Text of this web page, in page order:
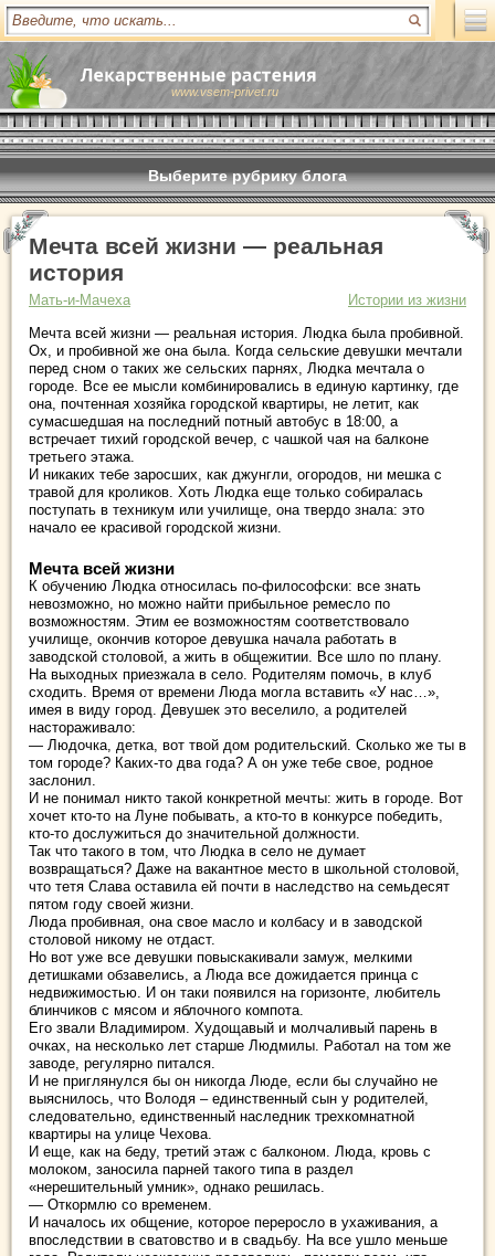
www.vsem-privet.ru
Выберите рубрику блога
Мечта всей жизни — реальная
история
Мать-и-Мачеха
Истории из жизни
Мечта всей жизни — реальная история. Людка была пробивной.
Ох, и пробивной же она была. Когда сельские девушки мечтали
перед сном о таких же сельских парнях, Людка мечтала о
городе. Все ее мысли комбинировались в единую картинку, где
она, почтенная хозяйка городской квартиры, не летит, как
сумасшедшая на последний потный автобус в 18:00, а
встречает тихий городской вечер, с чашкой чая на балконе
третьего этажа.
И никаких тебе заросших, как джунгли, огородов, ни мешка с
травой для кроликов. Хоть Людка еще только собиралась
поступать в техникум или училище, она твердо знала: это
начало ее красивой городской жизни.
Мечта всей жизни
К обучению Людка относилась по-философски: все знать
невозможно, но можно найти прибыльное ремесло по
возможностям. Этим ее возможностям соответствовало
училище, окончив которое девушка начала работать в
заводской столовой, а жить в общежитии. Все шло по плану.
На выходных приезжала в село. Родителям помочь, в клуб
сходить. Время от времени Люда могла вставить «У нас…»,
имея в виду город. Девушек это веселило, а родителей
настораживало:
— Людочка, детка, вот твой дом родительский. Сколько же ты в
том городе? Каких-то два года? А он уже тебе свое, родное
заслонил.
И не понимал никто такой конкретной мечты: жить в городе. Вот
хочет кто-то на Луне побывать, а кто-то в конкурсе победить,
кто-то дослужиться до значительной должности.
Так что такого в том, что Людка в село не думает
возвращаться? Даже на вакантное место в школьной столовой,
что тетя Слава оставила ей почти в наследство на семьдесят
пятом году своей жизни.
Люда пробивная, она свое масло и колбасу и в заводской
столовой никому не отдаст.
Но вот уже все девушки повыскакивали замуж, мелкими
детишками обзавелись, а Люда все дожидается принца с
недвижимостью. И он таки появился на горизонте, любитель
блинчиков с мясом и яблочного компота.
Его звали Владимиром. Худощавый и молчаливый парень в
очках, на несколько лет старше Людмилы. Работал на том же
заводе, регулярно питался.
И не приглянулся бы он никогда Люде, если бы случайно не
выяснилось, что Володя – единственный сын у родителей,
следовательно, единственный наследник трехкомнатной
квартиры на улице Чехова.
И еще, как на беду, третий этаж с балконом. Люда, кровь с
молоком, заносила парней такого типа в раздел
«нерешительный умник», однако решилась.
— Откормлю со временем.
И началось их общение, которое переросло в ухаживания, а
впоследствии в сватовство и в свадьбу. На все ушло меньше